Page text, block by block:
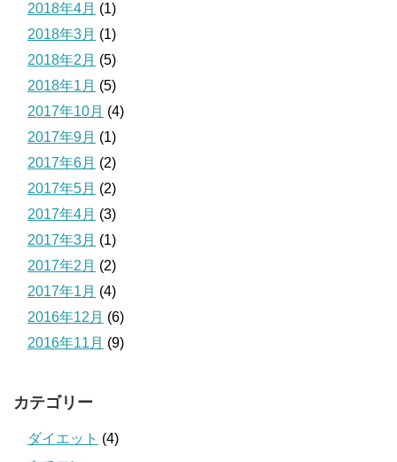
2018年4月 (1)
2018年3月 (1)
2018年2月 (5)
2018年1月 (5)
2017年10月 (4)
2017年9月 (1)
2017年6月 (2)
2017年5月 (2)
2017年4月 (3)
2017年3月 (1)
2017年2月 (2)
2017年1月 (4)
2016年12月 (6)
2016年11月 (9)
カテゴリー
ダイエット (4)